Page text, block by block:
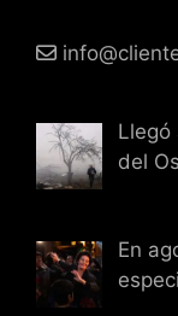
Llegó
del
En